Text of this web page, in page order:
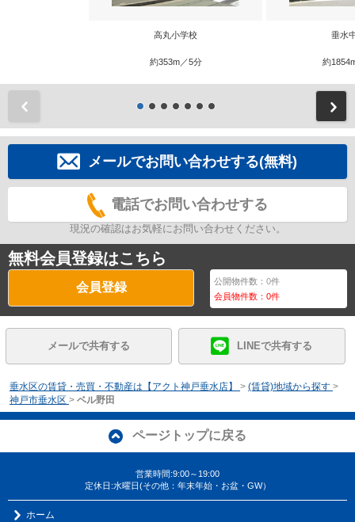
高丸小学校
約353m／5分
垂水
約
メールでお問い合わせする(無料)
電話でお問い合わせする
現況の確認はお気軽にお問い合わせください。
無料会員登録はこちら
会員登録 公開物件数：0件
会員物件数：0件
メールで共有する LINEで共有する
垂水区の賃貸・売買・不動産は【アクト神戸垂水店】 > (賃貸)地域から探す >
神戸市垂水区 > ベル野田
ページトップに戻る
営業時間:9:00～19:00
定休日:水曜日(その他：年末年始・お盆・GW）
ホーム